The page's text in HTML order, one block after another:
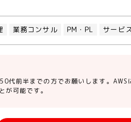
業務コンサル PM・PL サービ
代前半までの方でお願いします。
が可能です。